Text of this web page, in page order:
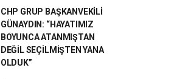
CHP GRUP BAŞKANVEKİLİ
GÜNAYDIN: “HAYATIMIZ
BOYUNCA ATANMIŞTAN
DEĞİL SEÇİLMİŞTEN YANA
OLDUK”